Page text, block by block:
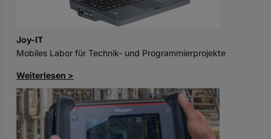
Joy-IT
Mobiles Labor für Technik- und Programmierprojekte
Weiterlesen >